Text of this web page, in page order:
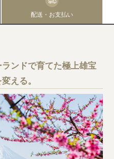
配送・お支払い
ンドで育てた極上雄宝
える。